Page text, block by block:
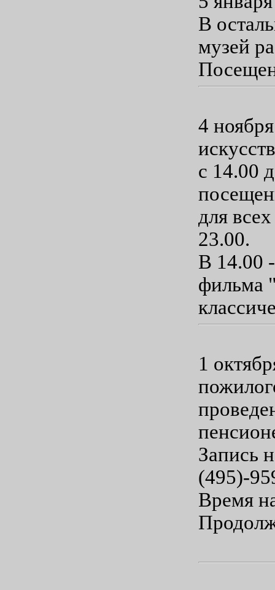
В
музей
4
с 14.00
для
23.00.
В 14.00
фильма
1
Запись
(495)-
Время